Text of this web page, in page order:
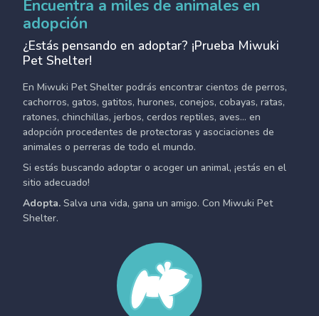
Encuentra a miles de animales en
adopción
¿Estás pensando en adoptar? ¡Prueba Miwuki
Pet Shelter!
En Miwuki Pet Shelter podrás encontrar cientos de perros,
cachorros, gatos, gatitos, hurones, conejos, cobayas, ratas,
ratones, chinchillas, jerbos, cerdos reptiles, aves... en
adopción procedentes de protectoras y asociaciones de
animales o perreras de todo el mundo.
Si estás buscando adoptar o acoger un animal, ¡estás en el
sitio adecuado!
Adopta. Salva una vida, gana un amigo. Con Miwuki Pet
Shelter.